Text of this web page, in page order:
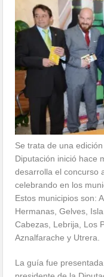
Se trata de una
Diputación inició hace
desarrolla el concurso
celebrando en los
Estos municipios son:
Hermanas, Gelves,
Cabezas, Lebrija, Los
Aznalfarache y Utrera.
La guía fue